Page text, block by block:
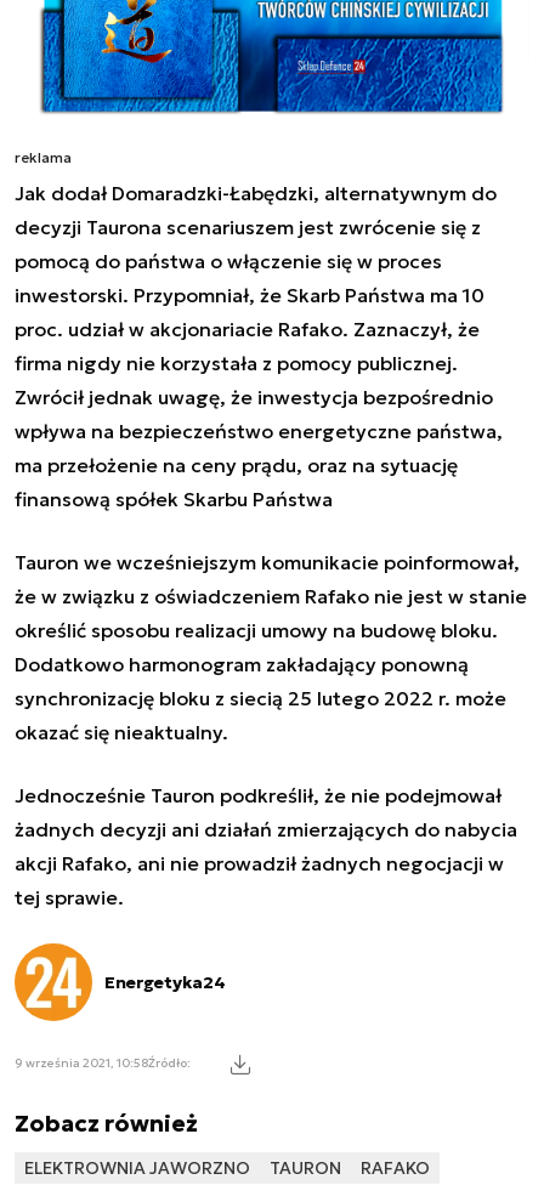
reklama
Jak dodał Domaradzki-Łabędzki, alternatywnym do
decyzji Taurona scenariuszem jest zwrócenie się z
pomocą do państwa o włączenie się w proces
inwestorski. Przypomniał, że Skarb Państwa ma 10
proc. udział w akcjonariacie Rafako. Zaznaczył, że
firma nigdy nie korzystała z pomocy publicznej.
Zwrócił jednak uwagę, że inwestycja bezpośrednio
wpływa na bezpieczeństwo energetyczne państwa,
ma przełożenie na ceny prądu, oraz na sytuację
finansową spółek Skarbu Państwa
Tauron we wcześniejszym komunikacie poinformował,
że w związku z oświadczeniem Rafako nie jest w stanie
określić sposobu realizacji umowy na budowę bloku.
Dodatkowo harmonogram zakładający ponowną
synchronizację bloku z siecią 25 lutego 2022 r. może
okazać się nieaktualny.
Jednocześnie Tauron podkreślił, że nie podejmował
żadnych decyzji ani działań zmierzających do nabycia
akcji Rafako, ani nie prowadził żadnych negocjacji w
tej sprawie.
Energetyka24
9 września 2021, 10:58Źródło:
Zobacz również
ELEKTROWNIA JAWORZNO TAURON RAFAKO